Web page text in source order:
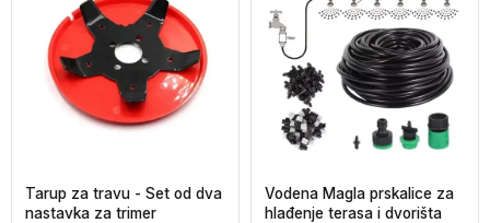
Tarup za travu - Set od dva
nastavka za trimer
Vodena Magla prskalice za
hlađenje terasa i dvorišta